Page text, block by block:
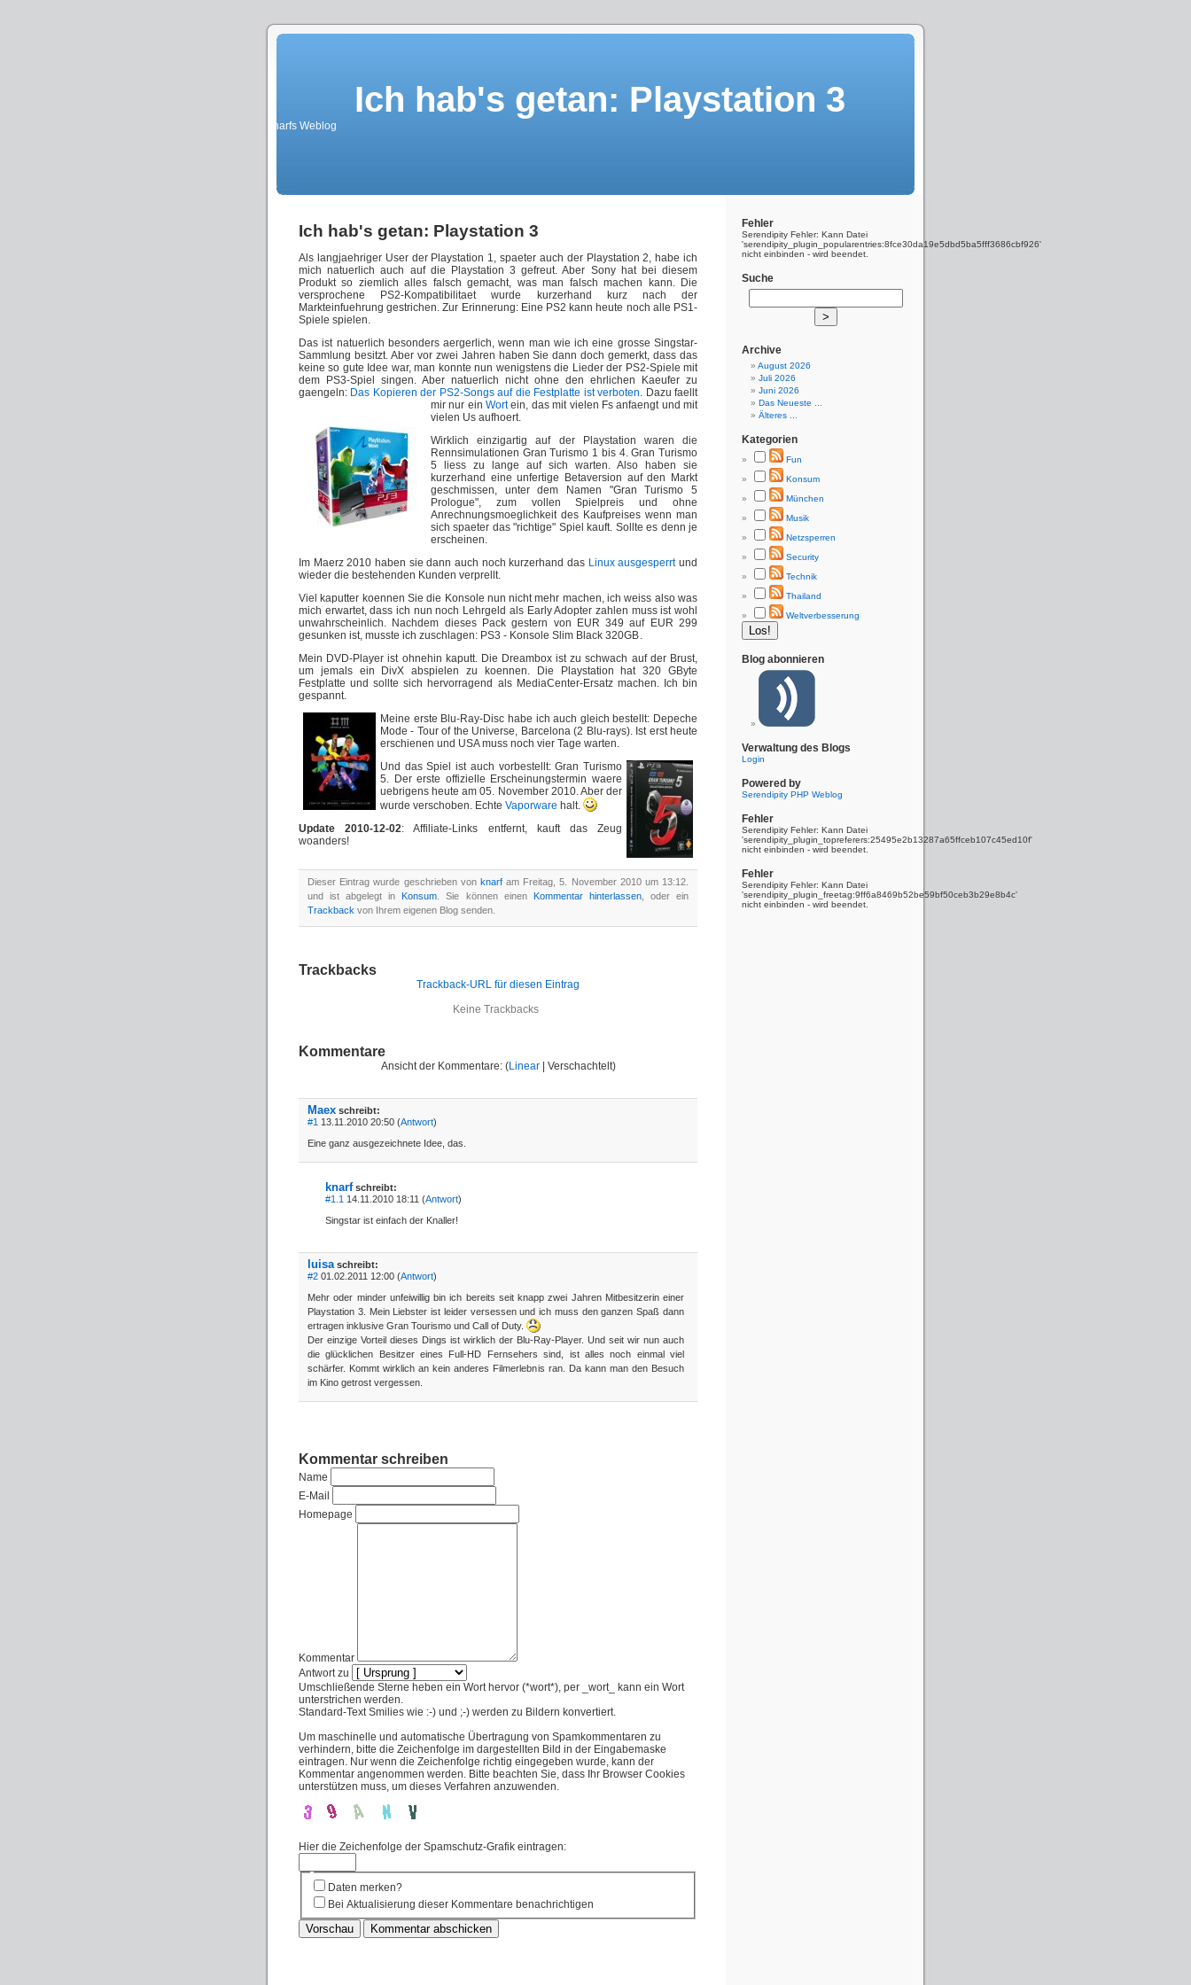
Ich hab's getan: Playstation 3
knarfs Weblog
Ich hab's getan: Playstation 3
Als langjaehriger User der Playstation 1, spaeter auch der Playstation 2, habe ich
mich natuerlich auch auf die Playstation 3 gefreut. Aber Sony hat bei diesem
Produkt so ziemlich alles falsch gemacht, was man falsch machen kann. Die
versprochene PS2-Kompatibilitaet wurde kurzerhand kurz nach der
Markteinfuehrung gestrichen. Zur Erinnerung: Eine PS2 kann heute noch alle PS1-
Spiele spielen.
Das ist natuerlich besonders aergerlich, wenn man wie ich eine grosse Singstar-
Sammlung besitzt. Aber vor zwei Jahren haben Sie dann doch gemerkt, dass das
keine so gute Idee war, man konnte nun wenigstens die Lieder der PS2-Spiele mit
dem PS3-Spiel singen. Aber natuerlich nicht ohne den ehrlichen Kaeufer zu
gaengeln: Das Kopieren der PS2-Songs auf die Festplatte ist verboten. Dazu faellt
mir nur einWortein, das mit vielen Fs anfaengt und mit
vielen Us aufhoert.
Wirklich einzigartig auf der Playstation waren die
Rennsimulationen Gran Turismo 1 bis 4. Gran Turismo
5 liess zu lange auf sich warten. Also haben sie
kurzerhand eine unfertige Betaversion auf den Markt
geschmissen, unter dem Namen "Gran Turismo 5
Prologue", zum vollen Spielpreis und ohne
Anrechnungsmoeglichkeit des Kaufpreises wenn man
sich spaeter das "richtige" Spiel kauft. Sollte es denn je
erscheinen.
Im Maerz 2010 haben sie dann auch noch kurzerhand das Linux ausgesperrtund
wieder die bestehenden Kunden verprellt.
Viel kaputter koennen Sie die Konsole nun nicht mehr machen, ich weiss also was
mich erwartet, dass ich nun noch Lehrgeld als Early Adopter zahlen muss ist wohl
unwahrscheinlich. Nachdem dieses Pack gestern von EUR 349 auf EUR 299
gesunken ist, musste ich zuschlagen: PS3 - Konsole Slim Black 320GB.
Mein DVD-Player ist ohnehin kaputt. Die Dreambox ist zu schwach auf der Brust,
um jemals ein DivX abspielen zu koennen. Die Playstation hat 320 GByte
Festplatte und sollte sich hervorragend als MediaCenter-Ersatz machen. Ich bin
gespannt.
Meine erste Blu-Ray-Disc habe ich auch gleich bestellt: Depeche
Mode - Tour of the Universe, Barcelona (2 Blu-rays). Ist erst heute
erschienen und USA muss noch vier Tage warten.
Und das Spiel ist auch vorbestellt: Gran Turismo
5. Der erste offizielle Erscheinungstermin waere
uebrigens heute am 05. November 2010. Aber der
wurde verschoben. Echte Vaporware halt.
Update 2010-12-02: Affiliate-Links entfernt, kauft das Zeug
woanders!
Dieser Eintrag wurde geschrieben von knarfam Freitag, 5. November 2010 um 13:12.
und ist abgelegt inKonsum . Sie können einen Kommentar hinterlassen, oder ein
Trackback von Ihrem eigenen Blog senden.
Trackbacks
Trackback-URL für diesen Eintrag
Keine Trackbacks
Kommentare
Ansicht der Kommentare: (Linear| Verschachtelt)
Maex schreibt:
#1 13.11.2010 20:50 (Antwort)
Eine ganz ausgezeichnete Idee, das.
knarf schreibt:
#1.1 14.11.2010 18:11 (Antwort)
Singstar ist einfach der Knaller!
luisa schreibt:
#2 01.02.2011 12:00 (Antwort)
Mehr oder minder unfeiwillig bin ich bereits seit knapp zwei Jahren Mitbesitzerin einer
Playstation 3. Mein Liebster ist leider versessen und ich muss den ganzen Spaß dann
ertragen inklusive Gran Tourismo und Call of Duty.
Der einzige Vorteil dieses Dings ist wirklich der Blu-Ray-Player. Und seit wir nun auch
die glücklichen Besitzer eines Full-HD Fernsehers sind, ist alles noch einmal viel
schärfer. Kommt wirklich an kein anderes Filmerlebnis ran. Da kann man den Besuch
im Kino getrost vergessen.
Kommentar schreiben
Name
E-Mail
Homepage
Kommentar
Antwort zu
Umschließende Sterne heben ein Wort hervor (*wort*), per _wort_ kann ein Wort
unterstrichen werden.
Standard-Text Smilies wie :-) und ;-) werden zu Bildern konvertiert.
Um maschinelle und automatische Übertragung von Spamkommentaren zu
verhindern, bitte die Zeichenfolge im dargestellten Bild in der Eingabemaske
eintragen. Nur wenn die Zeichenfolge richtig eingegeben wurde, kann der
Kommentar angenommen werden. Bitte beachten Sie, dass Ihr Browser Cookies
unterstützen muss, um dieses Verfahren anzuwenden.
Hier die Zeichenfolge der Spamschutz-Grafik eintragen:
Daten merken?
Bei Aktualisierung dieser Kommentare benachrichtigen
Fehler
Serendipity Fehler: Kann Datei
'serendipity_plugin_popularentries:8fce30da19e5dbd5ba5fff3686cbf926'
nicht einbinden - wird beendet.
Suche
Archive
August 2026
Juli 2026
Juni 2026
Das Neueste ...
Älteres ...
Kategorien
Fun
Konsum
München
Musik
Netzsperren
Security
Technik
Thailand
Weltverbesserung
Blog abonnieren
Verwaltung des Blogs
Login
Powered by
Serendipity PHP Weblog
Fehler
Serendipity Fehler: Kann Datei
'serendipity_plugin_topreferers:25495e2b13287a65ffceb107c45ed10f'
nicht einbinden - wird beendet.
Fehler
Serendipity Fehler: Kann Datei
'serendipity_plugin_freetag:9ff6a8469b52be59bf50ceb3b29e8b4c'
nicht einbinden - wird beendet.